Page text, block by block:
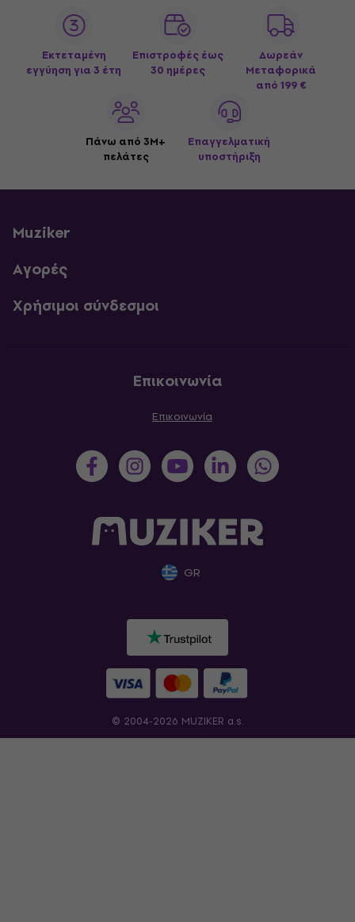
Εκτεταμένη
εγγύηση για 3 έτη
Επιστροφές έως
30 ημέρες
Δωρεάν
Μεταφορικά
από 199 €
Πάνω από 3M+
πελάτες
Επαγγελματική
υποστήριξη
Muziker
Αγορές
Χρήσιμοι σύνδεσμοι
Επικοινωνία
Επικοινωνία
GR
© 2004-2026 MUZIKER a.s.